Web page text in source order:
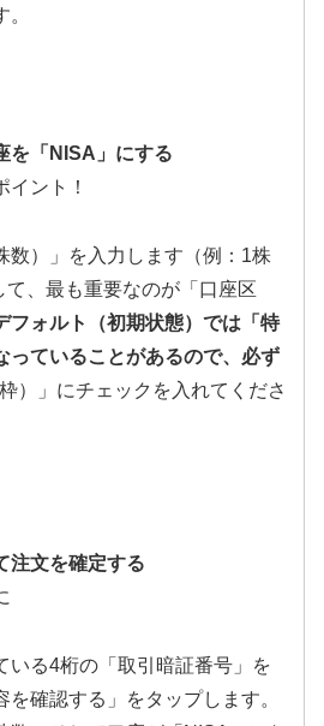
を「NISA」にする
イント！
数）」を入力します（例：1株
て、最も重要なのが「口座区
フォルト（初期状態）では「特
っていることがあるので、必ず
）」にチェックを入れてくださ
注文を確定する
いる4桁の「取引暗証番号」を
を確認する」をタップします。